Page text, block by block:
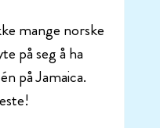
mange norske
på seg å ha
på Jamaica.